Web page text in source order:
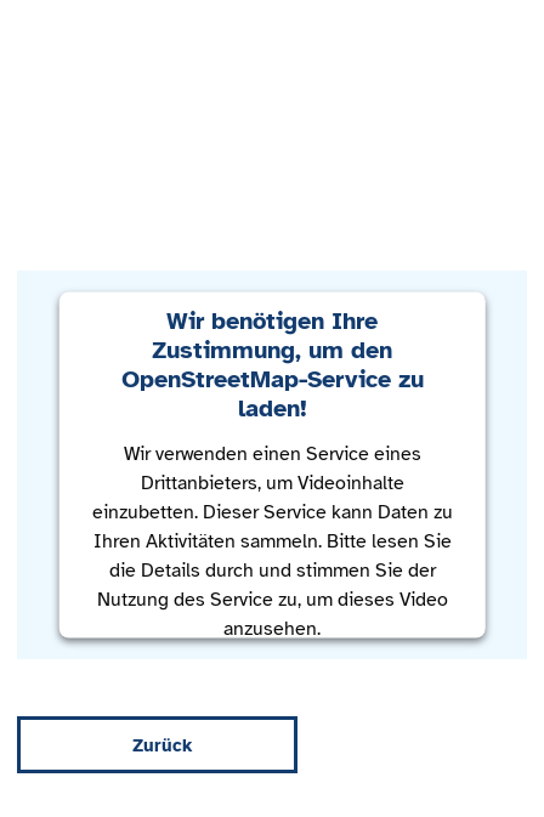
Wir benötigen Ihre
Zustimmung, um den
OpenStreetMap-Service zu
laden!
Wir verwenden einen Service eines
Drittanbieters, um Videoinhalte
einzubetten. Dieser Service kann Daten zu
Ihren Aktivitäten sammeln. Bitte lesen Sie
die Details durch und stimmen Sie der
Nutzung des Service zu, um dieses Video
anzusehen.
Zurück